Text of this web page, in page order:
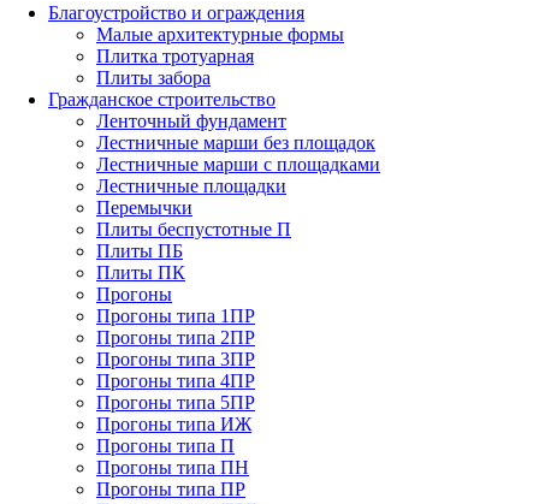
Благоустройство и ограждения
Малые архитектурные формы
Плитка тротуарная
Плиты забора
Гражданское строительство
Ленточный фундамент
Лестничные марши без площадок
Лестничные марши с площадками
Лестничные площадки
Перемычки
Плиты беспустотные П
Плиты ПБ
Плиты ПК
Прогоны
Прогоны типа 1ПР
Прогоны типа 2ПР
Прогоны типа 3ПР
Прогоны типа 4ПР
Прогоны типа 5ПР
Прогоны типа ИЖ
Прогоны типа П
Прогоны типа ПН
Прогоны типа ПР